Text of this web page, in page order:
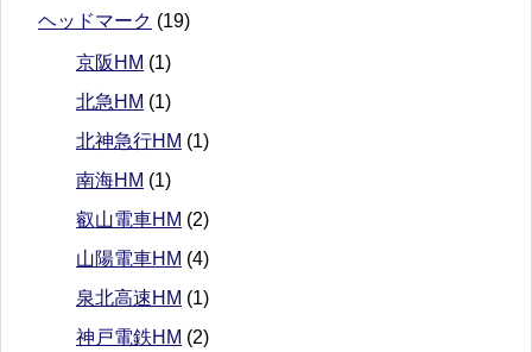
ヘッドマーク (19)
京阪HM (1)
北急HM (1)
北神急行HM (1)
南海HM (1)
叡山電車HM (2)
山陽電車HM (4)
泉北高速HM (1)
神戸電鉄HM (2)